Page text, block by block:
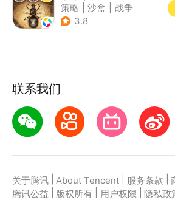
策略 沙盒
战争
| 写实
3.8
联系我们
关于腾讯 About Tencent 服务条款
腾讯公益
版权所有 用户权限 隐私政